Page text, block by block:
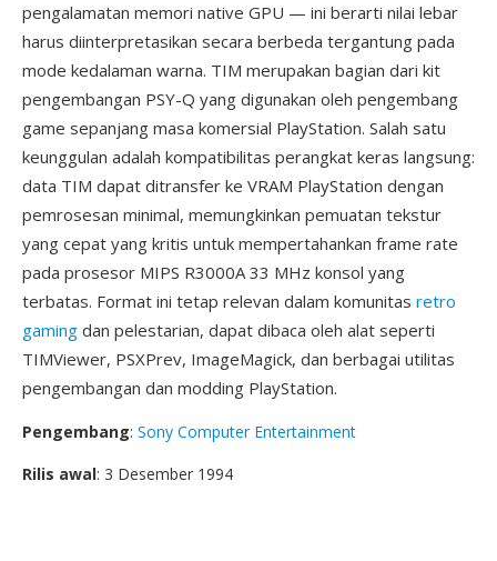
pengalamatan memori native GPU — ini berarti nilai lebar
harus diinterpretasikan secara berbeda tergantung pada
mode kedalaman warna. TIM merupakan bagian dari kit
pengembangan PSY-Q yang digunakan oleh pengembang
game sepanjang masa komersial PlayStation. Salah satu
keunggulan adalah kompatibilitas perangkat keras langsung:
data TIM dapat ditransfer ke VRAM PlayStation dengan
pemrosesan minimal, memungkinkan pemuatan tekstur
yang cepat yang kritis untuk mempertahankan frame rate
pada prosesor MIPS R3000A 33 MHz konsol yang
terbatas. Format ini tetap relevan dalam komunitas retro
gaming dan pelestarian, dapat dibaca oleh alat seperti
TIMViewer, PSXPrev, ImageMagick, dan berbagai utilitas
pengembangan dan modding PlayStation.
Pengembang: Sony Computer Entertainment
Rilis awal: 3 Desember 1994